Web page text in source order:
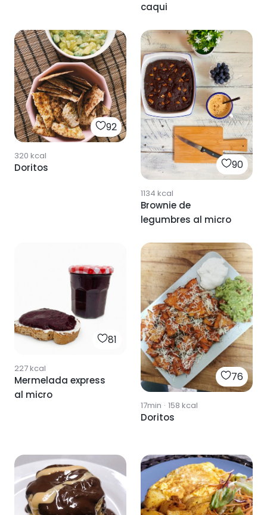
caqui
92
320 kcal
Doritos 90
1134 kcal
Brownie de
legumbres al micro
81
227kcal
Mermelada express
al micro
76
17min · 158 kcal
Doritos